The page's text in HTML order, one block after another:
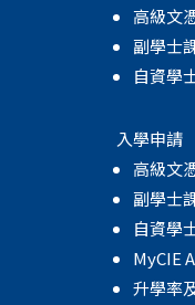
高級文
副學士
自資學
入學申請
高級文
副學士
自資學
MyCIE
升學率